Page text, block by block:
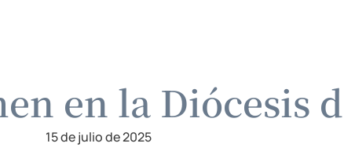
en la Diócesis
15 de julio de 2025